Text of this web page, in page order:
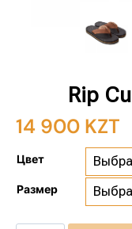
Rip
14 900 KZT
Цвет
Размер